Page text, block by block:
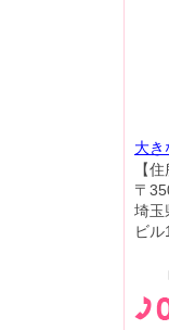
大き
【住
〒
埼玉
ビル